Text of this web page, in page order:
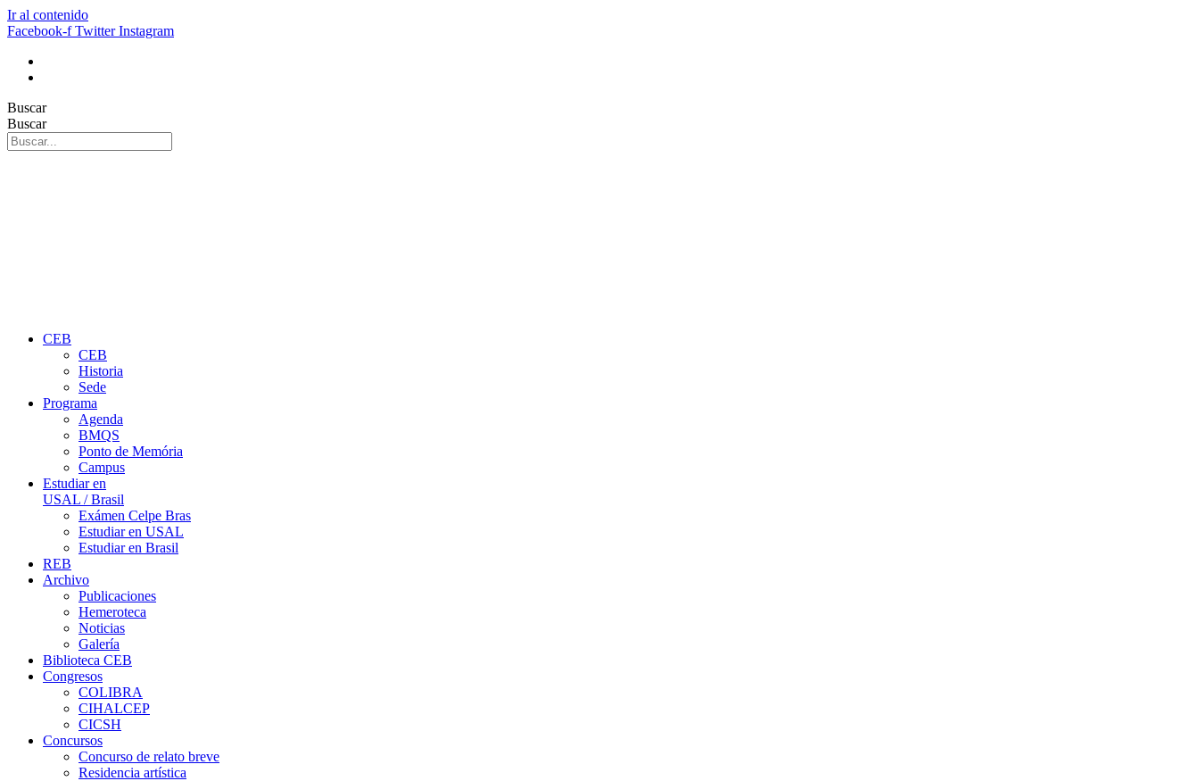
Ir al contenido
Facebook-f Twitter Instagram
Buscar
Buscar
CEB
CEB
Historia
Sede
Programa
Agenda
BMQS
Ponto de Memória
Campus
Estudiar en
USAL / Brasil
Exámen Celpe Bras
Estudiar en USAL
Estudiar en Brasil
REB
Archivo
Publicaciones
Hemeroteca
Noticias
Galería
Biblioteca CEB
Congresos
COLIBRA
CIHALCEP
CICSH
Concursos
Concurso de relato breve
Residencia artística